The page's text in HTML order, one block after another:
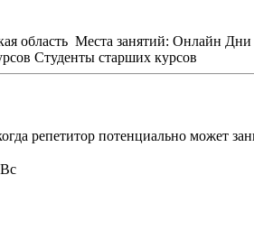
область Места занятий: Онлайн Дни
Студенты старших курсов
репетитор потенциально может
Вс